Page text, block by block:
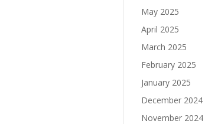
May 2025
April 2025
March 2025
February 2025
January 2025
December 2024
November 2024